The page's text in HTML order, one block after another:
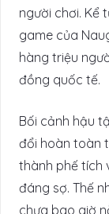
người chơi. Kể
game của
hàng triệu
đồng quốc tế.
Bối cảnh hậu
đổi hoàn toàn
thành phế tích
đáng sợ. Thế
chưa bao giờ